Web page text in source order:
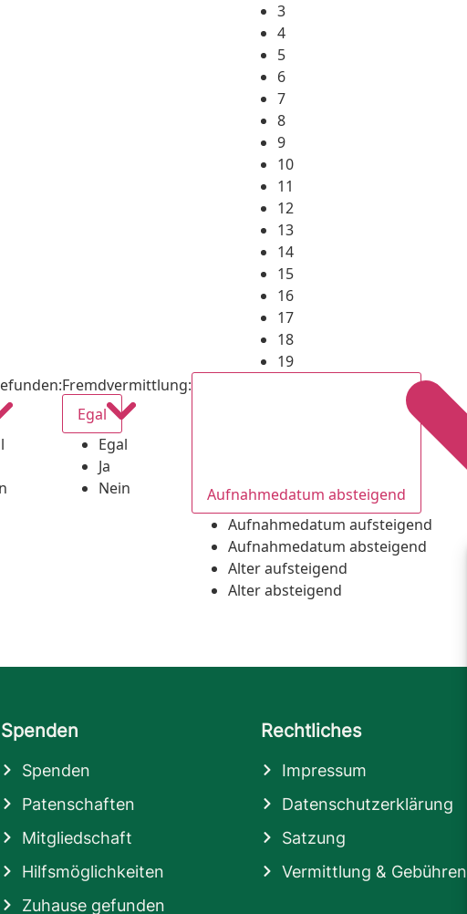
3
4
5
6
7
8
9
10
11
12
13
14
15
16
17
18
19
:Fremdvermittlung:
Egal
Egal
Ja
Nein
Aufnahmedatum absteigend
Aufnahmedatum aufsteigend
Aufnahmedatum absteigend
Alter aufsteigend
Alter absteigend
Spenden
Spenden
Patenschaften
Mitgliedschaft
Hilfsmöglichkeiten
Zuhause gefunden
Rechtliches
Impressum
Datenschutzerklärung
Satzung
Vermittlung & Gebühren